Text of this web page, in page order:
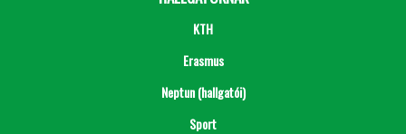
KTH
Erasmus
Neptun (hallgatói)
Sport